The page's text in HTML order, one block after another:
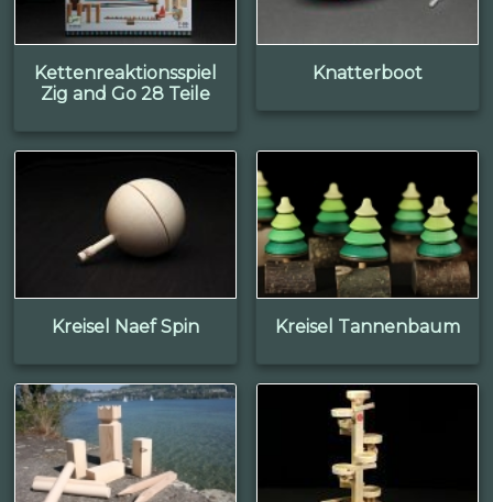
Kettenreaktionsspiel
Zig and Go 28 Teile
Knatterboot
Kreisel Naef Spin Kreisel Tannenbaum